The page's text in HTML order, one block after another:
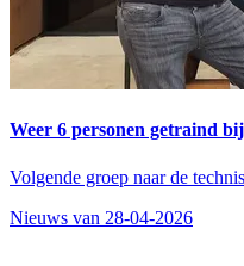
Weer 6 personen getraind
Volgende groep naar de
Nieuws van 28-04-2026